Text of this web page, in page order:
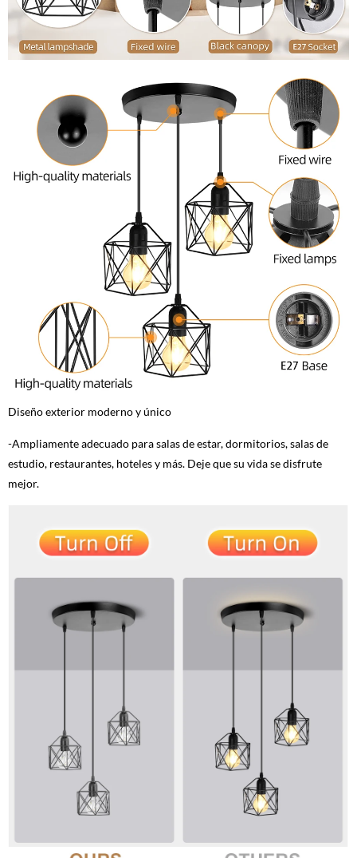
Diseño exterior moderno y único
-Ampliamente adecuado para salas de estar, dormitorios, salas de
estudio, restaurantes, hoteles y más. Deje que su vida se disfrute
mejor.